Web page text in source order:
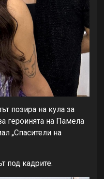
позира на кула за
героинята на Памела
„Спасители на
под кадрите.